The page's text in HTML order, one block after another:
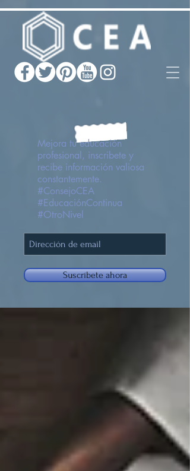
Mejora tu educación
profesional, inscribete y
recibe información valiosa
constantemente.
#ConsejoCEA
#EducaciónContinua
#OtroNivel
Suscríbete ahora